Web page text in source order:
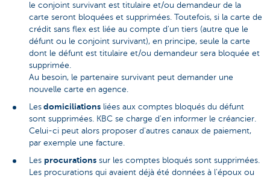
le conjoint survivant est titulaire et/ou demandeur de la
carte seront bloquées et supprimées. Toutefois, si la carte de
crédit sans flex est liée au compte d'un tiers (autre que le
défunt ou le conjoint survivant), en principe, seule la carte
dont le défunt est titulaire et/ou demandeur sera bloquée et
supprimée.
Au besoin, le partenaire survivant peut demander une
nouvelle carte en agence.
Les domiciliations liées aux comptes bloqués du défunt
sont supprimées. KBC se charge d'en informer le créancier.
Celui-ci peut alors proposer d'autres canaux de paiement,
par exemple une facture.
Les procurations sur les comptes bloqués sont supprimées.
Les procurations qui avaient déjà été données à l'époux ou